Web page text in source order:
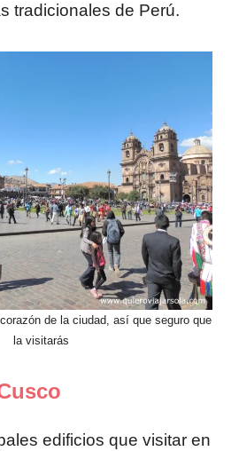
tradicionales de Perú.
de la ciudad, así que seguro que
la visitarás
edificios que visitar en